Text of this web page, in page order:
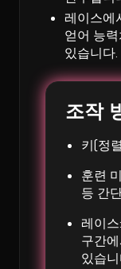
레이스에
얻어 능
있습니다.
조작
키(정
훈련
등 간
레이
구간
있습